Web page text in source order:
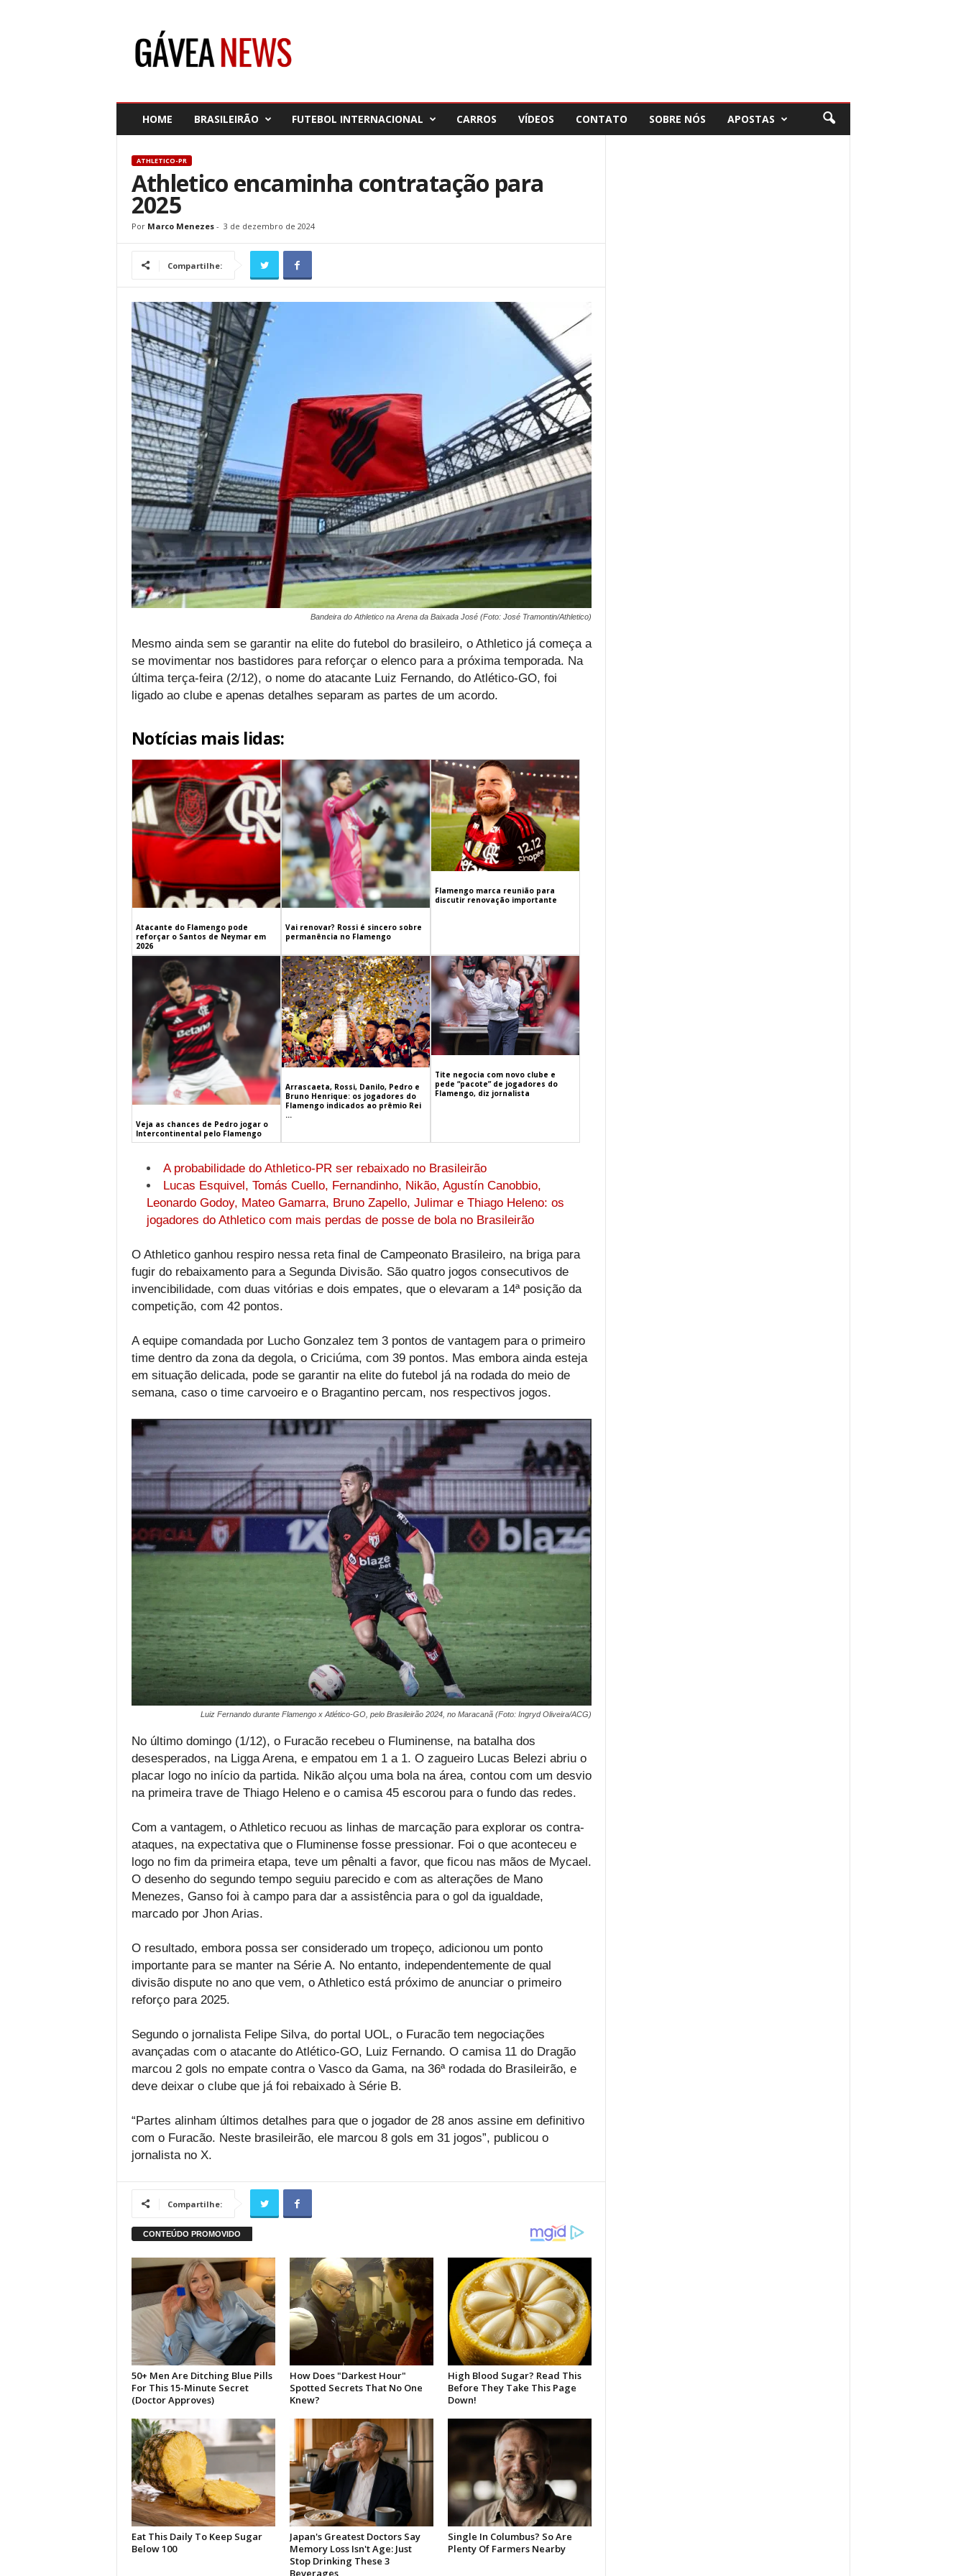
HOME BRASILEIRÃO FUTEBOL INTERNACIONAL CARROS VÍDEOS CONTATO SOBRE NÓS APOSTAS
ATHLETICO-PR
Athletico encaminha contratação para
2025
Por Marco Menezes- 3 de dezembro de 2024
Compartilhe:
Bandeira do Athletico na Arena da Baixada José (Foto: José Tramontin/Athletico)
Mesmo ainda sem se garantir na elite do futebol do brasileiro, o Athletico já começa a
se movimentar nos bastidores para reforçar o elenco para a próxima temporada. Na
última terça-feira (2/12), o nome do atacante Luiz Fernando, do Atlético-GO, foi
ligado ao clube e apenas detalhes separam as partes de um acordo.
Notícias mais lidas:
Atacante do Flamengo pode
reforçar o Santos de Neymar em
2026
Vai renovar? Rossi é sincero sobre
permanência no Flamengo
Flamengo marca reunião para
discutir renovação importante
Veja as chances de Pedro jogar o
Intercontinental pelo Flamengo
Arrascaeta, Rossi, Danilo, Pedro e
Bruno Henrique: os jogadores do
Flamengo indicados ao prêmio Rei
...
Tite negocia com novo clube e
pede “pacote” de jogadores do
Flamengo, diz jornalista
A probabilidade do Athletico-PR ser rebaixado no Brasileirão
Lucas Esquivel, Tomás Cuello, Fernandinho, Nikão, Agustín Canobbio,
Leonardo Godoy, Mateo Gamarra, Bruno Zapello, Julimar e Thiago Heleno: os
jogadores do Athletico com mais perdas de posse de bola no Brasileirão
O Athletico ganhou respiro nessa reta final de Campeonato Brasileiro, na briga para
fugir do rebaixamento para a Segunda Divisão. São quatro jogos consecutivos de
invencibilidade, com duas vitórias e dois empates, que o elevaram a 14ª posição da
competição, com 42 pontos.
A equipe comandada por Lucho Gonzalez tem 3 pontos de vantagem para o primeiro
time dentro da zona da degola, o Criciúma, com 39 pontos. Mas embora ainda esteja
em situação delicada, pode se garantir na elite do futebol já na rodada do meio de
semana, caso o time carvoeiro e o Bragantino percam, nos respectivos jogos.
Luiz Fernando durante Flamengo x Atlético-GO, pelo Brasileirão 2024, no Maracanã (Foto: Ingryd Oliveira/ACG)
No último domingo (1/12), o Furacão recebeu o Fluminense, na batalha dos
desesperados, na Ligga Arena, e empatou em 1 a 1. O zagueiro Lucas Belezi abriu o
placar logo no início da partida. Nikão alçou uma bola na área, contou com um desvio
na primeira trave de Thiago Heleno e o camisa 45 escorou para o fundo das redes.
Com a vantagem, o Athletico recuou as linhas de marcação para explorar os contra-
ataques, na expectativa que o Fluminense fosse pressionar. Foi o que aconteceu e
logo no fim da primeira etapa, teve um pênalti a favor, que ficou nas mãos de Mycael.
O desenho do segundo tempo seguiu parecido e com as alterações de Mano
Menezes, Ganso foi à campo para dar a assistência para o gol da igualdade,
marcado por Jhon Arias.
O resultado, embora possa ser considerado um tropeço, adicionou um ponto
importante para se manter na Série A. No entanto, independentemente de qual
divisão dispute no ano que vem, o Athletico está próximo de anunciar o primeiro
reforço para 2025.
Segundo o jornalista Felipe Silva, do portal UOL, o Furacão tem negociações
avançadas com o atacante do Atlético-GO, Luiz Fernando. O camisa 11 do Dragão
marcou 2 gols no empate contra o Vasco da Gama, na 36ª rodada do Brasileirão, e
deve deixar o clube que já foi rebaixado à Série B.
“Partes alinham últimos detalhes para que o jogador de 28 anos assine em definitivo
com o Furacão. Neste brasileirão, ele marcou 8 gols em 31 jogos”, publicou o
jornalista no X.
Compartilhe: